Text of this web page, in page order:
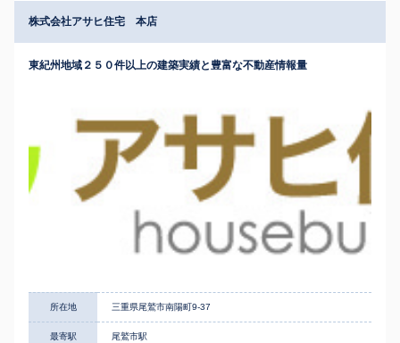
株式会社アサヒ住宅 本店
東紀州地域２５０件以上の建築実績と豊富な不動産情報量
所在地 三重県尾鷲市南陽町9-37
最寄駅 尾鷲市駅